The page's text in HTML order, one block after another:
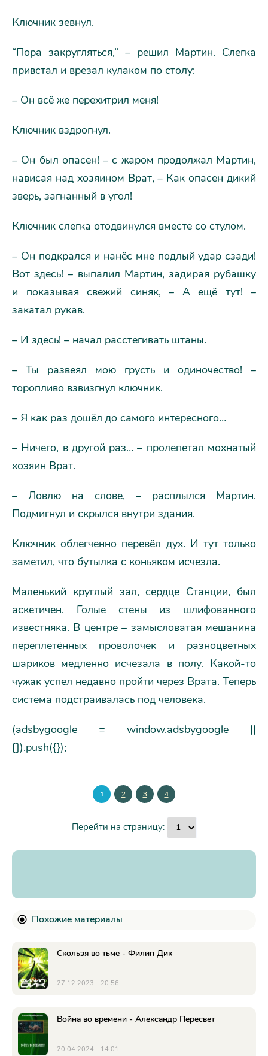
Ключник зевнул.
“Пора закругляться,” – решил Мартин. Слегка
привстал и врезал кулаком по столу:
– Он всё же перехитрил меня!
Ключник вздрогнул.
– Он был опасен! – с жаром продолжал Мартин,
нависая над хозяином Врат, – Как опасен дикий
зверь, загнанный в угол!
Ключник слегка отодвинулся вместе со стулом.
– Он подкрался и нанёс мне подлый удар сзади!
Вот здесь! – выпалил Мартин, задирая рубашку
и показывая свежий синяк, – А ещё тут! –
закатал рукав.
– И здесь! – начал расстегивать штаны.
– Ты развеял мою грусть и одиночество! –
торопливо взвизгнул ключник.
– Я как раз дошёл до самого интересного…
– Ничего, в другой раз… – пролепетал мохнатый
хозяин Врат.
– Ловлю на слове, – расплылся Мартин.
Подмигнул и скрылся внутри здания.
Ключник облегченно перевёл дух. И тут только
заметил, что бутылка с коньяком исчезла.
Маленький круглый зал, сердце Станции, был
аскетичен. Голые стены из шлифованного
известняка. В центре – замысловатая мешанина
переплетённых проволочек и разноцветных
шариков медленно исчезала в полу. Какой-то
чужак успел недавно пройти через Врата. Теперь
система подстраивалась под человека.
(adsbygoogle = window.adsbygoogle ||
[]).push({});
1 2 3 4
Перейти на страницу:
Похожие материалы
Скользя во тьме - Филип Дик
27.12.2023 - 20:56
Война во времени - Александр Пересвет
20.04.2024 - 14:01